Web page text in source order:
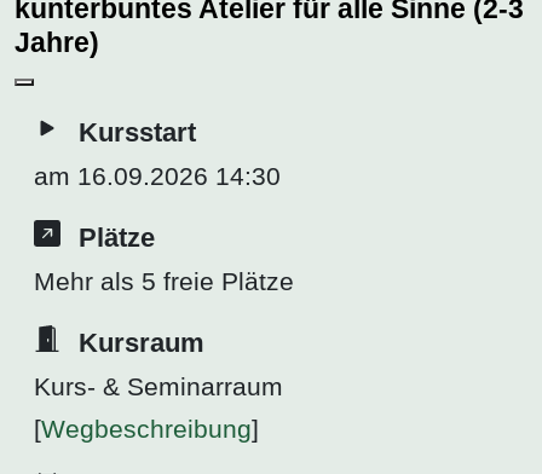
kunterbuntes Atelier für alle Sinne (2-3
Jahre)
Kursstart
am 16.09.2026 14:30
Plätze
Mehr als 5 freie Plätze
Kursraum
Kurs- & Seminarraum
[Wegbeschreibung]